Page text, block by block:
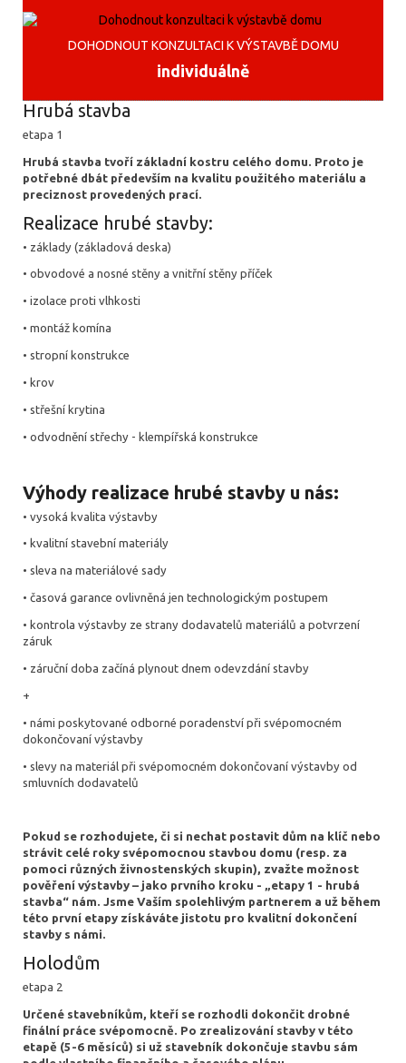
DOHODNOUT KONZULTACI K VÝSTAVBĚ DOMU
individuálně
Hrubá stavba
etapa 1
Hrubá stavba tvoří základní kostru celého domu. Proto je
potřebné dbát především na kvalitu použitého materiálu a
preciznost provedených prací.
Realizace hrubé stavby:
• základy (základová deska)
• obvodové a nosné stěny a vnitřní stěny příček
• izolace proti vlhkosti
• montáž komína
• stropní konstrukce
• krov
• střešní krytina
• odvodnění střechy - klempířská konstrukce
Výhody realizace hrubé stavby u nás:
• vysoká kvalita výstavby
• kvalitní stavební materiály
• sleva na materiálové sady
• časová garance ovlivněná jen technologickým postupem
• kontrola výstavby ze strany dodavatelů materiálů a potvrzení
záruk
• záruční doba začíná plynout dnem odevzdání stavby
+
• námi poskytované odborné poradenství při svépomocném
dokončovaní výstavby
• slevy na materiál při svépomocném dokončovaní výstavby od
smluvních dodavatelů
Pokud se rozhodujete, či si nechat postavit dům na klíč nebo
strávit celé roky svépomocnou stavbou domu (resp. za
pomoci různých živnostenských skupin), zvažte možnost
pověření výstavby – jako prvního kroku - „etapy 1 - hrubá
stavba“ nám. Jsme Vaším spolehlivým partnerem a už během
této první etapy získáváte jistotu pro kvalitní dokončení
stavby s námi.
Holodům
etapa 2
Určené stavebníkům, kteří se rozhodli dokončit drobné
finální práce svépomocně. Po zrealizování stavby v této
etapě (5-6 měsíců) si už stavebník dokončuje stavbu sám